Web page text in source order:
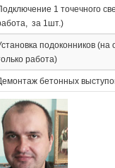
1 точечного
за 1шт.)
подоконников (на
работа)
бетонных